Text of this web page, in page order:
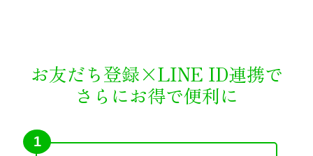
お友だち登録×LINE ID連携で
さらにお得で便利に
1